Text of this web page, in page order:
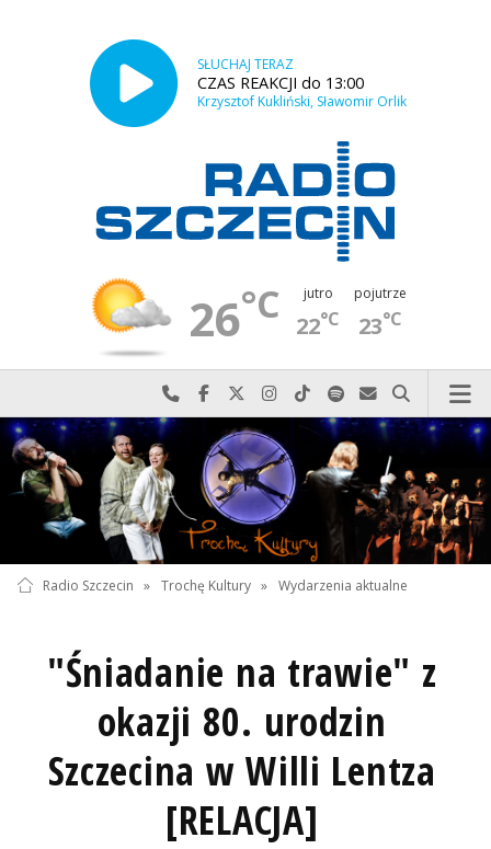
SŁUCHAJ TERAZ
CZAS REAKCJI do 13:00
Krzysztof Kukliński, Sławomir Orlik
26°C jutro
22°C
pojutrze
23°C
Najlepiej po prostu do nas zadzwoń
Odwiedź nas na Facebook-u
Odwiedź nas na X
Odwiedź nas na Instagram-ie
Odwiedź nas na TikTok-u
Szukaj nas na Spotify
Wyślij do nas
Szukaj
Radio Szczecin » Trochę Kultury » Wydarzenia aktualne
"Śniadanie na trawie" z
okazji 80. urodzin
Szczecina w Willi Lentza
[RELACJA]